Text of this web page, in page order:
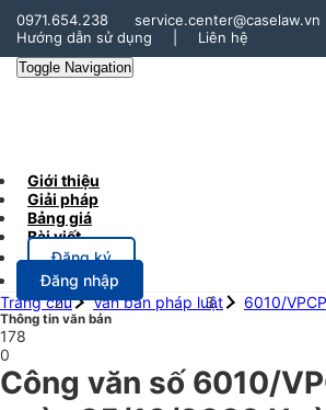
0971.654.238
service.center@caselaw.vn
Hướng dẫn sử dụng
Liên hệ
Toggle Navigation
Giới thiệu
Giải pháp
Bảng giá
Bài viết
Đăng ký
Đăng nhập
Trang chủ
Văn bản pháp luật 6010/
Thông tin văn bản
178
0
Công văn số 6010/